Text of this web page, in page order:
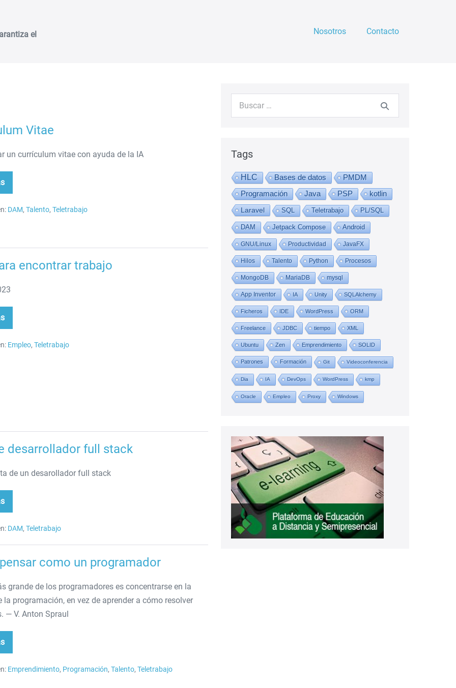
el
Nosotros Contacto
Vitae
un currículum vitae con ayuda de la IA
DAM,Talento,Teletrabajo
encontrar trabajo
Empleo,Teletrabajo
desarrollador full stack
de un desarollador full stack
DAM,Teletrabajo
como un programador
grande de los programadores es concentrarse en la
la programación, en vez de aprender a cómo resolver
— V. Anton Spraul
Emprendimiento, Programación,Talento,Teletrabajo
Buscar:
Tags
HLC Bases de datos
PMDM
Programación
Java PSP
kotlin
Laravel
SQL Teletrabajo PL/SQL
DAM Jetpack Compose Android
GNU/Linux Productividad JavaFX
Hilos Talento Python Procesos
MongoDB MariaDB mysql
App Inventor IA Unity SQLAlchemy
Ficheros IDE WordPress ORM
Freelance JDBC tiempo XML
Ubuntu Zen Emprendimiento SOLID
Patrones Formación Git Videoconferencia
Dia IA DevOps WordPress kmp
Oracle Empleo Proxy Windows